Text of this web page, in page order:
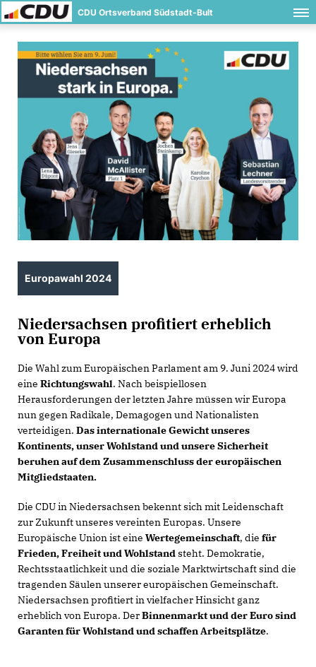
CDU Ortsverband Südstadt-Bult
Europawahl 2024
Niedersachsen profitiert erheblich
von Europa
Die Wahl zum Europäischen Parlament am 9. Juni 2024 wird
eine Richtungswahl. Nach beispiellosen
Herausforderungen der letzten Jahre müssen wir Europa
nun gegen Radikale, Demagogen und Nationalisten
verteidigen. Das internationale Gewicht unseres
Kontinents, unser Wohlstand und unsere Sicherheit
beruhen auf dem Zusammenschluss der europäischen
Mitgliedstaaten.
Die CDU in Niedersachsen bekennt sich mit Leidenschaft
zur Zukunft unseres vereinten Europas. Unsere
Europäische Union ist eine Wertegemeinschaft, die für
Frieden, Freiheit und Wohlstandsteht. Demokratie,
Rechtsstaatlichkeit und die soziale Marktwirtschaft sind die
tragenden Säulen unserer europäischen Gemeinschaft.
Niedersachsen profitiert in vielfacher Hinsicht ganz
erheblich von Europa. DerBinnenmarkt und der Euro sind
Garanten für Wohlstand und schaffen Arbeitsplätze.